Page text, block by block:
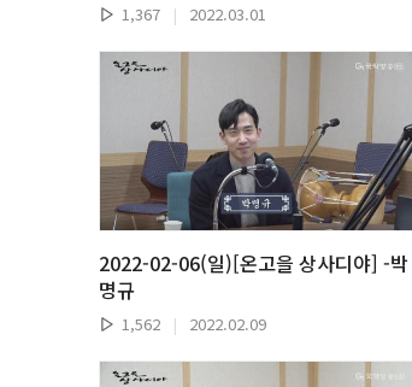
1,367 | 2022.03.01
2022-02-06(일)[온고을 상사디야] -박
명규
1,562 | 2022.02.09